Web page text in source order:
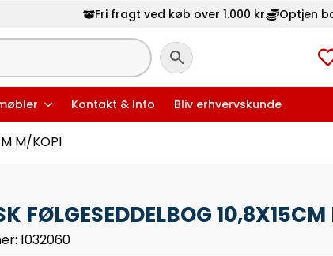
Fri fragt ved køb over 1.000 kr. Optjen
Kontakt & Info Bliv erhvervskunde
M/KOPI
FØLGESEDDELBOG
1032060